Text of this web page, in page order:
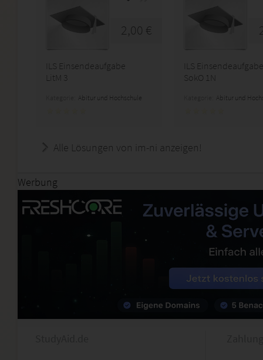
2,00 €
ILS Einsendeaufgabe
LitM 3
Abitur und Hochschule
ILS Einsendeaufgabe
SokO 1N
Abitur und
Alle Lösungen von im-ni anzeigen!
Werbung